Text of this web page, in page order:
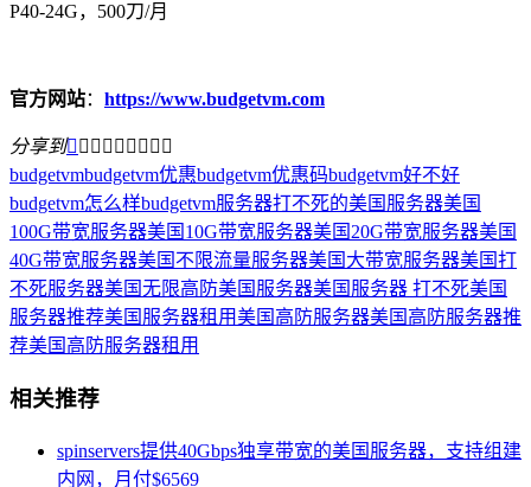
P40-24G，500刀/月
官方网站： https://www.budgetvm.com
分享到        
budgetvmbudgetvm优惠budgetvm优惠码budgetvm好不好
budgetvm怎么样budgetvm服务器打不死的美国服务器美国
100G带宽服务器美国10G带宽服务器美国20G带宽服务器美国
40G带宽服务器美国不限流量服务器美国大带宽服务器美国打
不死服务器美国无限高防美国服务器美国服务器 打不死美国
服务器推荐美国服务器租用美国高防服务器美国高防服务器推
荐美国高防服务器租用
相关推荐
spinservers提供40Gbps独享带宽的美国服务器，支持组建
内网，月付$6569